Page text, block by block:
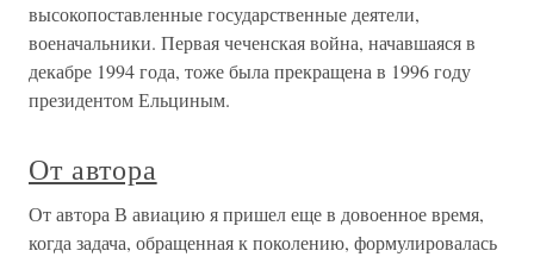
высокопоставленные государственные деятели,
военачальники. Первая чеченская война, начавшаяся в
декабре 1994 года, тоже была прекращена в 1996 году
президентом Ельциным.
От автора
От автора В авиацию я пришел еще в довоенное время,
когда задача, обращенная к поколению, формулировалась